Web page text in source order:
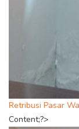
Retribusi Pasar
Content;?>